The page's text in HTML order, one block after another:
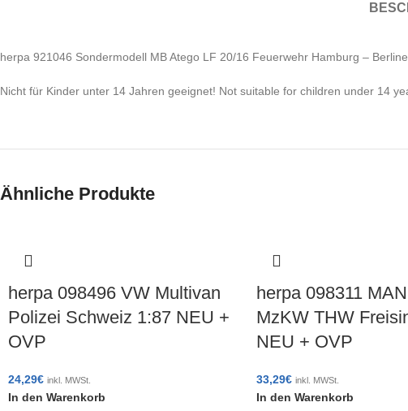
herpa 921046 Sondermodell MB Atego LF 20/16 Feuerwehr Hamburg –
Nicht für Kinder unter 14 Jahren geeignet! Not suitable for children under 14
Ähnliche Produkte
herpa 098496 VW Multivan
Polizei Schweiz 1:87 NEU +
OVP
24,29€ inkl. MWSt.
In den Warenkorb
herpa 098311
MzKW THW
NEU + OVP
33,29€ inkl. MWSt.
In den Warenkorb